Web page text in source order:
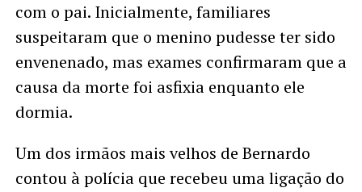
com o pai. Inicialmente, familiares
suspeitaram que o menino pudesse ter sido
envenenado, mas exames confirmaram que a
causa da morte foi asfixia enquanto ele
dormia.
Um dos irmãos mais velhos de Bernardo
contou à polícia que recebeu uma ligação do